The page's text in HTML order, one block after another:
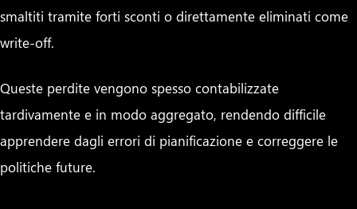
smaltiti tramite forti sconti o direttamente eliminati come
write-off.
Queste perdite vengono spesso contabilizzate
tardivamente e in modo aggregato, rendendo difficile
apprendere dagli errori di pianificazione e correggere le
politiche future.